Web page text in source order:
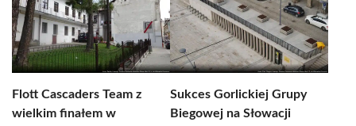
Flott Cascaders Team z
wielkim finałem w
Sukces Gorlickiej Grupy
Biegowej na Słowacji